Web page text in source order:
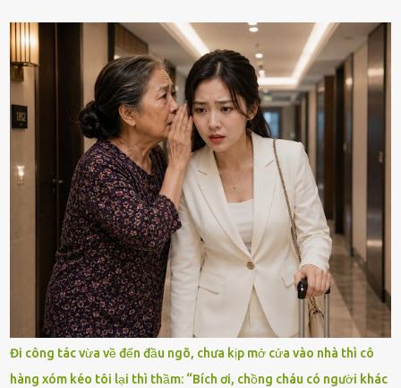
Đi công tác vừa về đến đầu ngõ, chưa kịp mở cửa vào nhà thì cô
hàng xóm kéo tôi lại thì thầm: “Bích ơi, chồng cháu có người khác